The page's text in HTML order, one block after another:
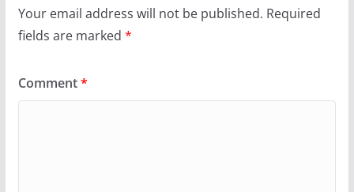
Your email address will not be published. Required
fields are marked *
Comment*